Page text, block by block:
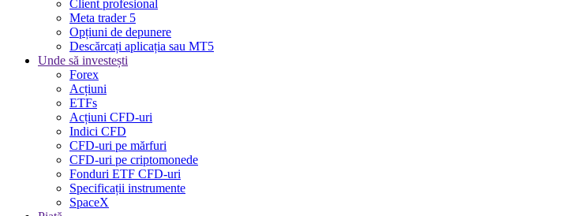
Client profesional
Meta trader 5
Opțiuni de depunere
Descărcați aplicația sau MT5
Unde să investești
Forex
Acțiuni
ETFs
Acțiuni CFD-uri
Indici CFD
CFD-uri pe mărfuri
CFD-uri pe criptomonede
Fonduri ETF CFD-uri
Specificații instrumente
SpaceX